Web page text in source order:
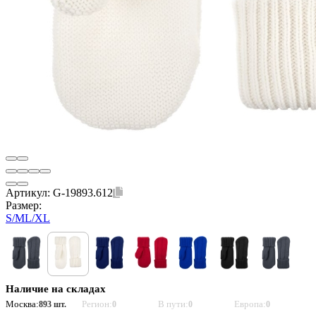
Артикул: G-19893.612
Размер:
S/ML/XL
Наличие на складах
Москва:893 шт. Регион:0 В пути:0 Европа:0